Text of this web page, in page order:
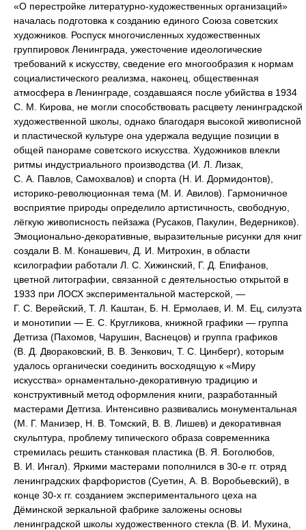
«О перестройке литературно-художественных организаций»
началась подготовка к созданию единого Союза советских
художников. Роспуск многочисленных художественных
группировок Ленинграда, ужесточение идеологические
требований к искусству, сведение его многообразия к нормам
социалистического реализма, наконец, общественная
атмосфера в Ленинграде, создавшаяся после убийства в 1934
С. М. Кирова, не могли способствовать расцвету ленинградской
художественной школы, однако благодаря высокой живописной
и пластической культуре она удержала ведущие позиции в
общей панораме советского искусства. Художников влекли
ритмы индустриального производства (И. Л. Лизак,
С. А. Павлов, Самохвалов) и спорта (Н. И. Дормидонтов),
историко-революционная тема (М. И. Авилов). Гармоничное
восприятие природы определило артистичность, свободную,
лёгкую живописность пейзажа (Русаков, Пакулин, Ведерников).
Эмоционально-декоративные, выразительные рисунки для книг
создали В. М. Конашевич, Д. И. Митрохин, в области
ксилографии работали Л. С. Хижинский, Г. Д. Епифанов,
цветной литографии, связанной с деятельностью открытой в
1933 при ЛОСХ экспериментальной мастерской, —
Г. С. Верейский, Т. Л. Каштан, Б. Н. Ермолаев, И. М. Ец, силуэта
и монотипии — Е. С. Кругликова, книжной графики — группа
Детгиза (Пахомов, Чарушин, Васнецов) и группа графиков
(В. Д. Двораковский, В. В. Зенкович, Т. С. Цинберг), которым
удалось органически соединить восходящую к «Миру
искусства» орнаментально-декоративную традицию и
конструктивный метод оформления книги, разработанный
мастерами Детгиза. Интенсивно развивались монументальная
(М. Г. Манизер, Н. В. Томский, В. В. Лишев) и декоративная
скульптура, проблему типического образа современника
стремилась решить станковая пластика (В. Я. Боголюбов,
В. И. Ингал). Яркими мастерами пополнился в 30-е гг. отряд
ленинградских фарфористов (Суетин, А. В. Воробьевский), в
конце 30-х гг. созданием экспериментального цеха на
Дёминской зеркальной фабрике заложены основы
ленинградской школы художественного стекла (В. И. Мухина,